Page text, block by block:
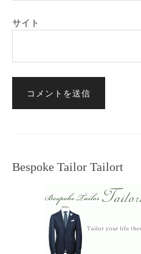
サイト
Bespoke Tailor Tailort